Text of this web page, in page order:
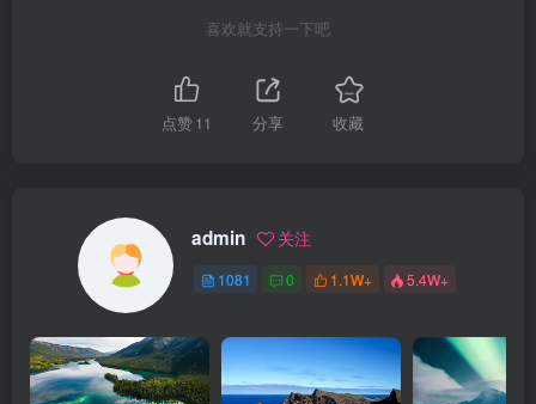
喜欢就支持一下吧
点赞11 分享 收藏
admin 关注
1081 0 1.1W+ 5.4W+